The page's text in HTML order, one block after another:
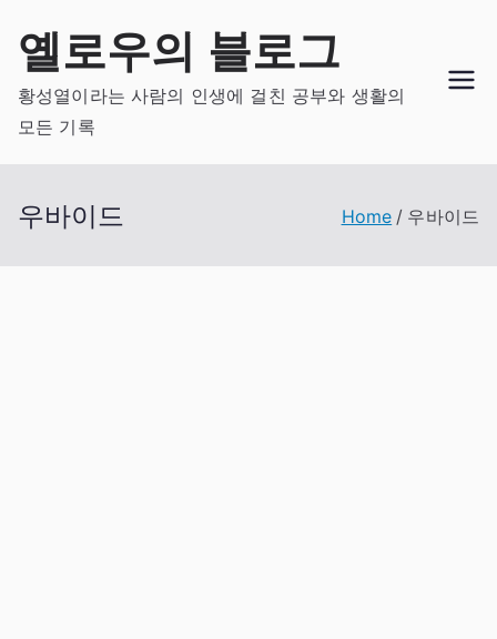
content
옐로우의 블로그
황성열이라는 사람의 인생에 걸친 공부와 생활의
모든 기록
우바이드 Home 우바이드